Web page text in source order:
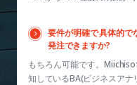
要件が明確で具体的で
発注できますか?
もちろん可能です。
知しているBA(ビジネスア